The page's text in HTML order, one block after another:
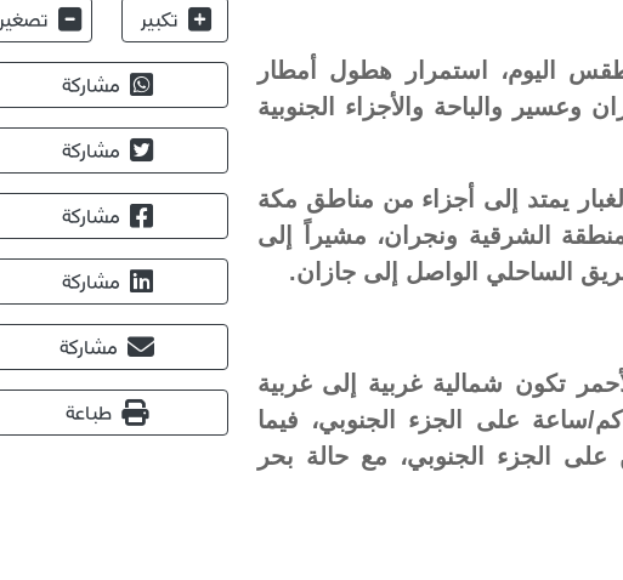
اليوم، استمرار هطول أمطار
والباحة والأجزاء الجنوبية
يمتد إلى أجزاء من مناطق مكة
الشرقية ونجران، مشيراً إلى
الساحلي الواصل إلى جازان.
تكون شمالية غربية إلى غربية
تتراوح بين 20 و40 كم/ساعة، ترتفع إلى 50 كم/ساعة على الجزء الجنوبي، فيما
على الجزء الجنوبي، مع حالة بحر
تكبير تصغير
مشاركة
مشاركة
مشاركة
مشاركة
مشاركة
طباعة